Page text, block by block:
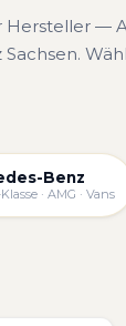
Hersteller —
Benz
· AMG · Vans